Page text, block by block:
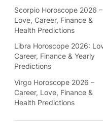
Scorpio Horoscope 2026 –
Love, Career, Finance &
Health Predictions
Libra Horoscope 2026:
Career, Finance & Yearly
Predictions
Virgo Horoscope 2026 –
Career, Love, Finance &
Health Predictions